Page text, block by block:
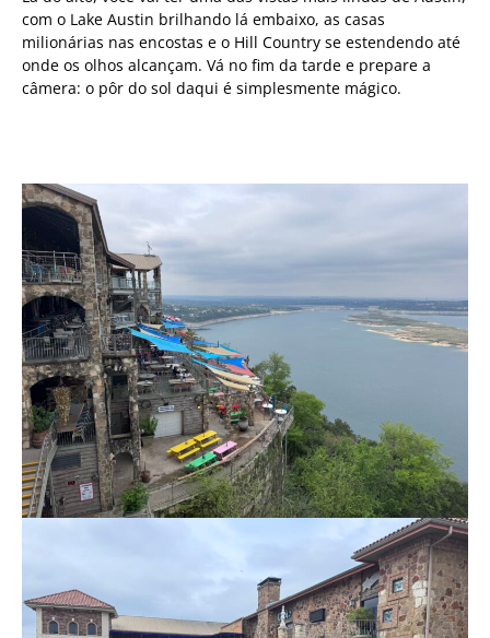
com o Lake Austin brilhando lá embaixo, as casas
milionárias nas encostas e o Hill Country se estendendo até
onde os olhos alcançam. Vá no fim da tarde e prepare a
câmera: o pôr do sol daqui é simplesmente mágico.